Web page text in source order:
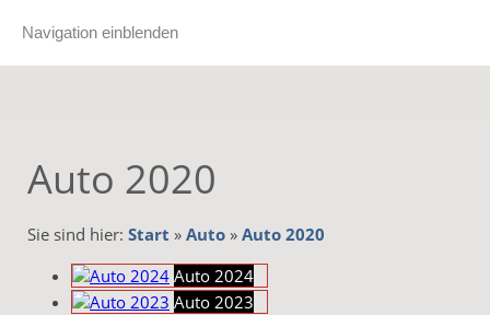
Navigation einblenden
Auto 2020
Sie sind hier: Start » Auto » Auto 2020
Auto 2024
Auto 2023